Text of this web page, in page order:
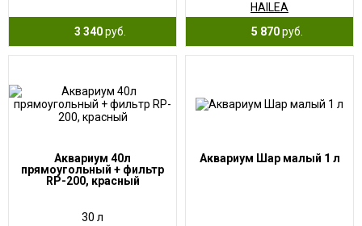
3 340руб.
HAILEA
5 870руб.
Аквариум 40л
прямоугольный + фильтр
RP-200, красный
30 л
Аквариум Шар малый 1 л